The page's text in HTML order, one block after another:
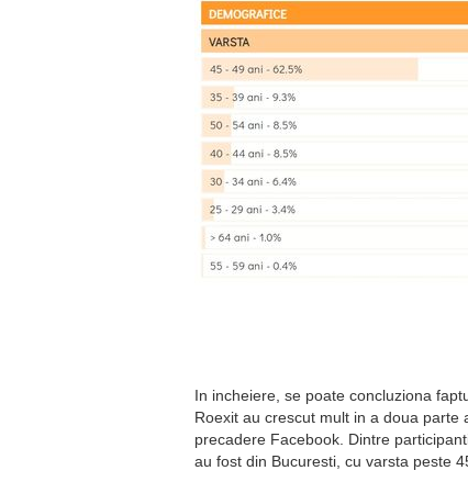
In incheiere, se poate concluziona
Roexit au crescut mult in a doua
precadere Facebook. Dintre
au fost din Bucuresti, cu varsta peste